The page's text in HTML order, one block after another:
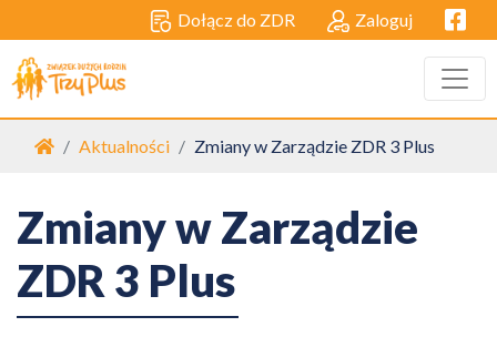
Dołącz do ZDR Zaloguj
Strona główna
Aktualności Zmiany w Zarządzie ZDR 3 Plus
Zmiany w Zarządzie
ZDR 3 Plus